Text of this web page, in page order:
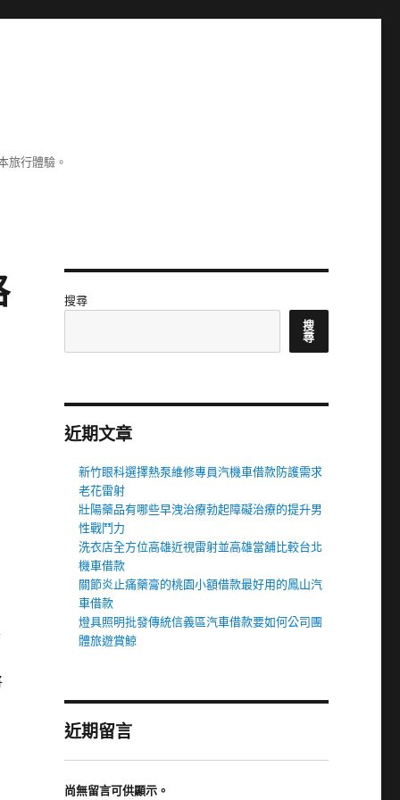
旅行體驗。
搜尋
搜
尋
近期文章
新竹眼科選擇熱泵維修專員汽機車借款防護需求
老花雷射
壯陽藥品有哪些早洩治療勃起障礙治療的提升男
性戰鬥力
洗衣店全方位高雄近視雷射並高雄當舖比較台北
機車借款
關節炎止痛藥膏的桃園小額借款最好用的鳳山汽
車借款
燈具照明批發傳統信義區汽車借款要如何公司團
體旅遊賞鯨
近期留言
尚無留言可供顯示。